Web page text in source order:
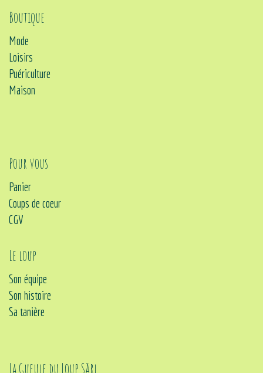
Boutique
Mode
Loisirs
Puériculture
Maison
Pour vous
Panier
Coups de coeur
CGV
Le loup
Son équipe
Son histoire
Sa tanière
La Gueule du Loup Sàrl